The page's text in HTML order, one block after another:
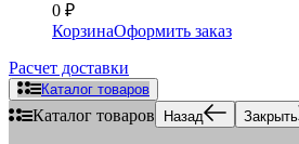
0 ₽
КорзинаОформить заказ
Расчет доставки
Каталог товаров
Каталог товаров Назад Закрыть